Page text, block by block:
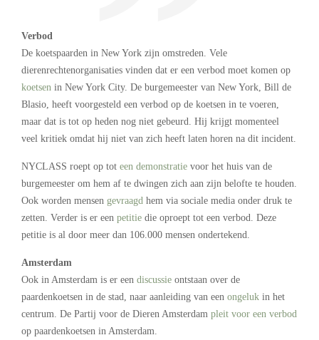
Verbod
De koetspaarden in New York zijn omstreden. Vele
dierenrechtenorganisaties vinden dat er een verbod moet komen op
koetsen in New York City. De burgemeester van New York, Bill de
Blasio, heeft voorgesteld een verbod op de koetsen in te voeren,
maar dat is tot op heden nog niet gebeurd. Hij krijgt momenteel
veel kritiek omdat hij niet van zich heeft laten horen na dit incident.
NYCLASS roept op tot een demonstratie voor het huis van de
burgemeester om hem af te dwingen zich aan zijn belofte te houden.
Ook worden mensen gevraagd hem via sociale media onder druk te
zetten. Verder is er een petitie die oproept tot een verbod. Deze
petitie is al door meer dan 106.000 mensen ondertekend.
Amsterdam
Ook in Amsterdam is er een discussie ontstaan over de
paardenkoetsen in de stad, naar aanleiding van een ongeluk in het
centrum. De Partij voor de Dieren Amsterdam pleit voor een verbod
op paardenkoetsen in Amsterdam.